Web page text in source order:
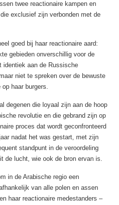
twee reactionaire kampen en
exclusief zijn verbonden met de
goed bij haar reactionaire aard:
gebieden onverschillig voor de
identiek aan de Russische
niet te spreken over de bewuste
haar burgers.
degenen die loyaal zijn aan de hoop
revolutie en die gebrand zijn op
proces dat wordt geconfronteerd
nadat het was gestart, met zijn
standpunt in de veroordeling
de lucht, wie ook de bron ervan is.
in de Arabische regio een
van alle polen en assen
haar reactionaire medestanders –